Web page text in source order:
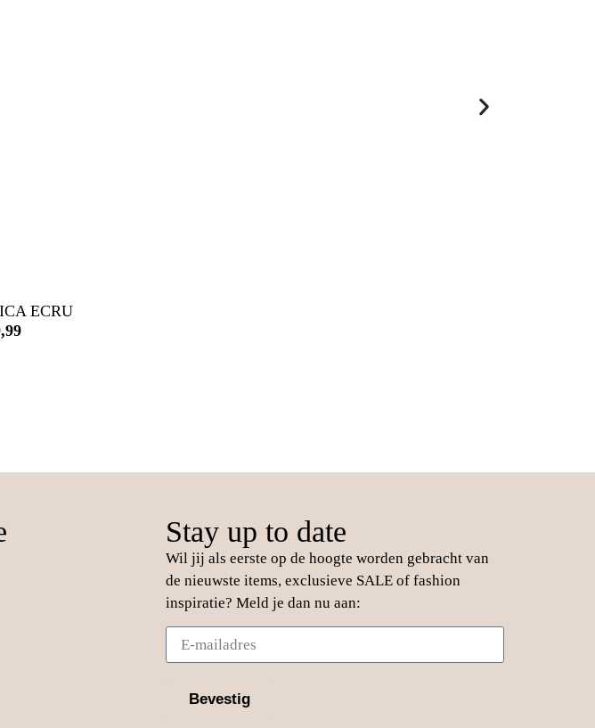
ECRU
Stay up to date
Wil jij als eerste op de hoogte worden gebracht van
de nieuwste items, exclusieve SALE of fashion
inspiratie? Meld je dan nu aan:
Bevestig